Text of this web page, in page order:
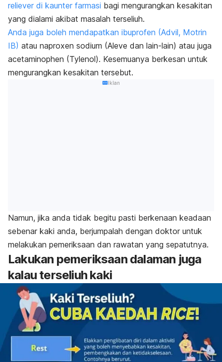
reliever di kaunter farmasi bagi mengurangkan kesakitan
yang dialami akibat masalah terseliuh.
Anda juga boleh mendapatkan ibuprofen (Advil, Motrin
IB) atau naproxen sodium (Aleve dan lain-lain) atau juga
acetaminophen (Tylenol). Kesemuanya berkesan untuk
mengurangkan kesakitan tersebut.
Iklan
Namun, jika anda tidak begitu pasti berkenaan keadaan
sebenar kaki anda, berjumpalah dengan doktor untuk
melakukan pemeriksaan dan rawatan yang sepatutnya.
Lakukan pemeriksaan dalaman juga
kalau terseliuh kaki